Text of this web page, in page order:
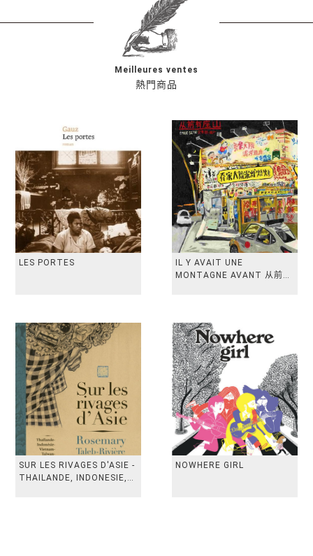
熱門商品
Meilleures ventes
LES PORTES
IL Y AVAIT UNE
MONTAGNE AVANT 从前有
SUR LES RIVAGES D'ASIE -
THAILANDE, INDONESIE,
NOWHERE GIRL